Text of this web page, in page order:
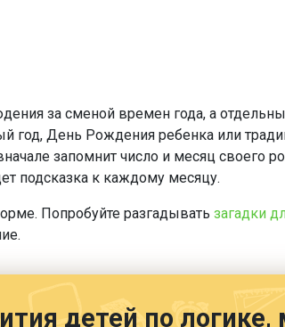
за сменой времен года, а
День Рождения ребенка или
запомнит число и месяц своего
подсказка к каждому месяцу.
Попробуйте разгадывать загадки
детей по